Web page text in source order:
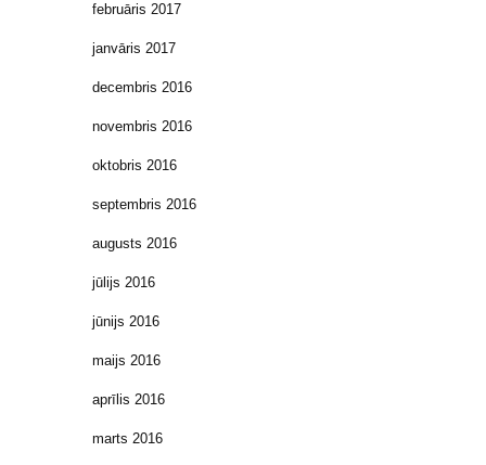
februāris 2017
janvāris 2017
decembris 2016
novembris 2016
oktobris 2016
septembris 2016
augusts 2016
jūlijs 2016
jūnijs 2016
maijs 2016
aprīlis 2016
marts 2016